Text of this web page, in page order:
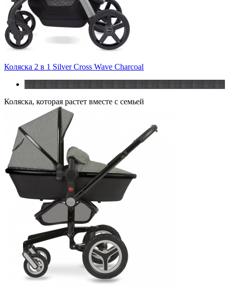
Коляска 2 в 1 Silver Cross Wave Charcoal
Коляска, которая растет вместе с семьей